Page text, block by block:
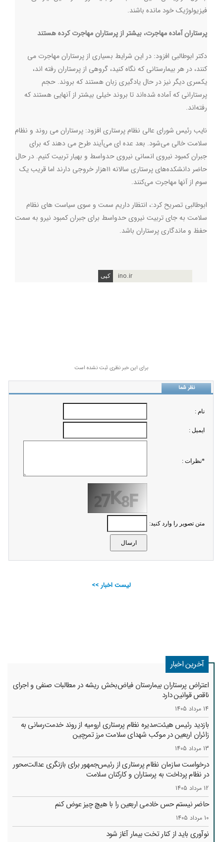
فيزيولوژيك خود مانده باشند.
پرستاران آماده مهاجرت، بیشتر از پرستاران مهاجرت کرده هستند
دکتر ابوطالبی افزود: در این شرایط بسیاری از پرستاران مهاجرت می
کنند، در هر بیمارستانی که نگاه کنید، گروهی از پرستاران رفته اند،
یکسری دیگر نیز در حال یادگیری زبان هستند که بروند. حجم
پرستارانی که آماده شده‌اند تا بروند خیلی بیشتر از آنهایی هستند که
رفته‌اند.
نایب رئیس شورای عالی نظام پرستاری افزود: پرستاران می روند و نظام
سلامت خالی می‌شود. بعد عده ای می‌آیند طرح می دهند که براي
جبران كمبود نيروي انسانی نيروی حدواسط و بهیار تربیت کنیم. در حال
حاضر دانشکده‌های پرستاری سالانه ۱۱هزار خروجی دارند اما قريب یک
سوم از آنها مهاجرت می‌کنند.
ابوطالبی تصریح کرد:، انتظار داریم سمت و سوی سیاست های نظام
سلامت به جای تربيت نيروی حدواسط برای جبران كمبود نيرو به سمت
حفظ و ماندگاری پرستاران باشد.
ino.ir
برای این خبر نظری ثبت نشده است
نظر شما
نام :
ايميل :
*نظرات :
متن تصویر را وارد کنید:
لیست اخبار >>
آخرین اخبار
اعتراض پرستاران بیمارستان فیاض‌بخش ریشه در مطالبات صنفی و اجرای
ناقص قوانین دارد
14 مرداد 1405
بازدید رئیس هیئت‌مدیره نظام پرستاری ارومیه از روند خدمت‌رسانی به
زائران اربعین در موکب شهدای سلامت مرز تمرچین
13 مرداد 1405
درخواست سازمان نظام پرستاری از رئیس‌جمهور برای بازنگری عدالت‌محور
در نظام پرداخت به پرستاران و کارکنان سلامت
12 مرداد 1405
حاضر نیستم حس خادمی اربعین را با هیچ چیز عوض کنم
10 مرداد 1405
نوآوری باید از کنار تخت بیمار آغاز شود